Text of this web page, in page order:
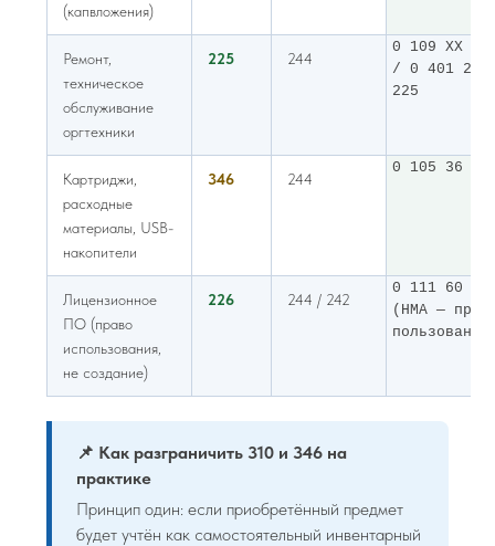
(капвложения)
Ремонт,
техническое
обслуживание
оргтехники
225 244
0 109 XX
/ 0 401 20
225
Картриджи,
расходные
материалы, USB-
накопители
346 244
0 105 36
Лицензионное
ПО (право
использования,
не создание)
226 244 / 242
0 111 60
(НМА —
📌 Как разграничить 310 и 346 на
практике
Принцип один: если приобретённый предмет
будет учтён как самостоятельный инвентарный